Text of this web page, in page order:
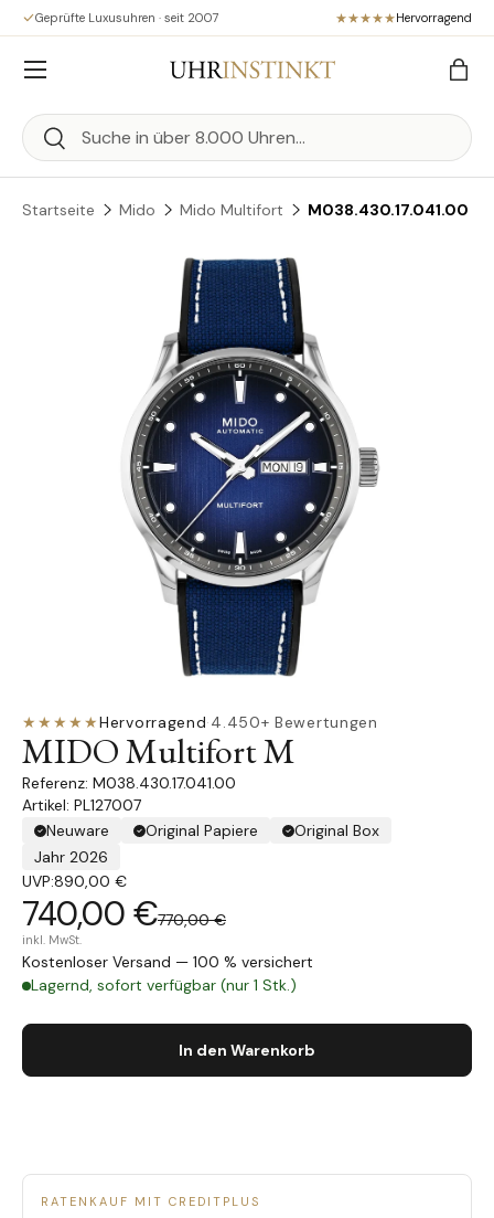
Direkt zum Inhalt
Geprüfte Luxusuhren · seit 2007 Hervorragend
Suchen
Suchen
Menü
Startseite Mido Mido Multifort M038.430.17.041.00
Zu Produktinformationen springen
★★★★★Hervorragend·4.450+ Bewertungen
MIDO Multifort M
M038.430.17.041.00
Artikel: PL127007
Neuware
Original Papiere
Original Box
Jahr 2026
UVP:890,00 €
740,00 €770,00 €
inkl. MwSt.
Kostenloser Versand — 100 % versichert
Lagernd, sofort verfügbar (nur 1 Stk.)
In den Warenkorb
RATENKAUF MIT CREDITPLUS